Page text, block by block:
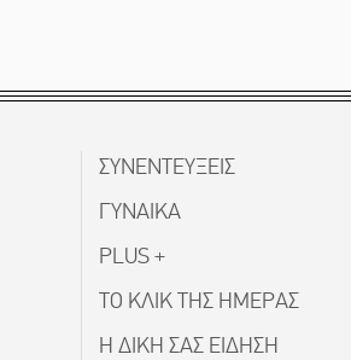
ΣΥΝΕΝΤΕΥΞΕΙΣ
ΓΥΝΑΙΚΑ
PLUS +
ΤΟ ΚΛΙΚ ΤΗΣ ΗΜΕΡΑΣ
Η ΔΙΚΗ ΣΑΣ ΕΙΔΗΣΗ